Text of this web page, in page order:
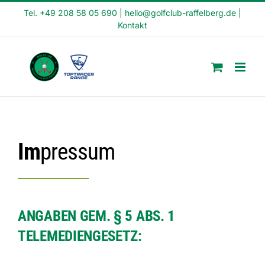
Tel. +49 208 58 05 690 hello@golfclub-raffelberg.de
Kontakt
Impressum
ANGABEN GEM. § 5 ABS. 1
TELEMEDIENGESETZ: